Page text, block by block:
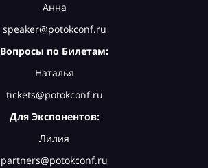
Анна
speaker@potokconf.ru
Вопросы по Билетам:
Наталья
tickets@potokconf.ru
Для Экспонентов:
Лилия
partners@potokconf.ru